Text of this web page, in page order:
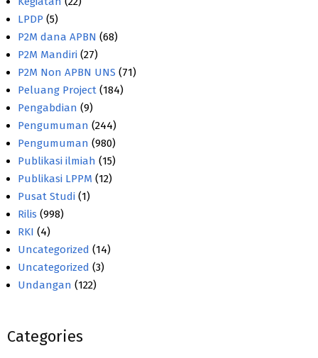
LPDP (5)
P2M dana APBN (68)
P2M Mandiri (27)
P2M Non APBN UNS (71)
Peluang Project (184)
Pengabdian (9)
Pengumuman (244)
Pengumuman (980)
Publikasi ilmiah (15)
Publikasi LPPM (12)
Pusat Studi (1)
Rilis (998)
RKI (4)
Uncategorized (14)
Uncategorized (3)
Undangan (122)
Categories